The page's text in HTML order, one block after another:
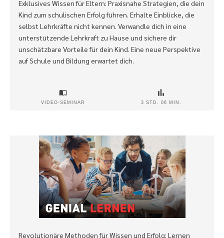
Exklusives Wissen für Eltern: Praxisnahe Strategien, die dein
Kind zum schulischen Erfolg führen. Erhalte Einblicke, die
selbst Lehrkräfte nicht kennen. Verwandle dich in eine
unterstützende Lehrkraft zu Hause und sichere dir
unschätzbare Vorteile für dein Kind. Eine neue Perspektive
auf Schule und Bildung erwartet dich.
VIDEO-SEMINAR 3 STD. 06 MIN.
Revolutionäre Methoden für Wissen und Erfolg: Lernen